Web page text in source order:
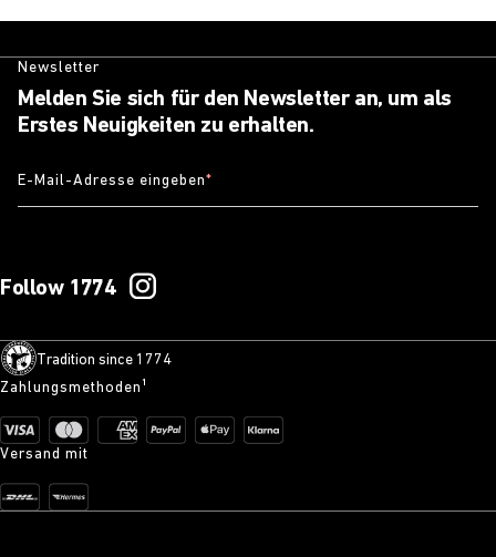
Newsletter
Melden Sie sich für den Newsletter an, um als
Erstes Neuigkeiten zu erhalten.
E-Mail-Adresse eingeben*
Follow 1774
Tradition since 1774
Zahlungsmethoden¹
Versand mit